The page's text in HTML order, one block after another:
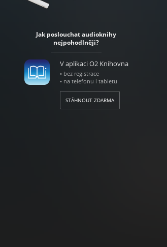
Jak poslouchat audioknihy
nejpohodlněji?
V aplikaci O2 Knihovna
• bez registrace
• na telefonu i tabletu
STÁHNOUT ZDARMA